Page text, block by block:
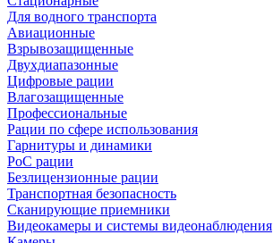
Для водного транспорта
Авиационные
Взрывозащищенные
Двухдиапазонные
Цифровые рации
Влагозащищенные
Профессиональные
Рации по сфере использования
Гарнитуры и динамики
PoC рации
Безлицензионные рации
Транспортная безопасность
Сканирующие приемники
Видеокамеры и системы видеонаблюдения